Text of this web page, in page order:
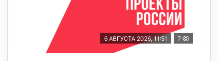
6 АВГУСТА 2026, 11:51 7